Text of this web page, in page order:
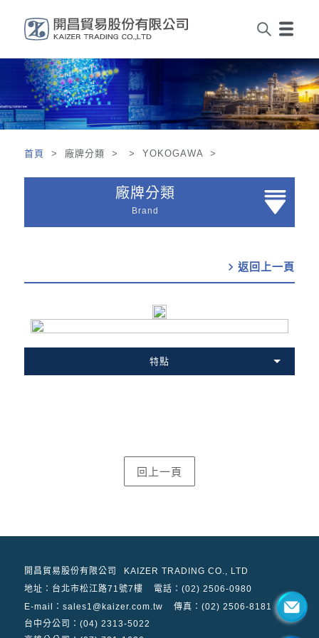
首頁 > 廠牌分類 > > YOKOGAWA >
廠牌分類
Brand
chevron_right
特點
開昌貿易股份有限公司
KAIZER TRADING CO., LTD
地址： 台北市松江路71號7樓
電話：(02) 2506-0980
E-mail：sales1@kaizer.com.tw
傳真：(02) 2506-8181
台中分公司：(04) 2313-5022